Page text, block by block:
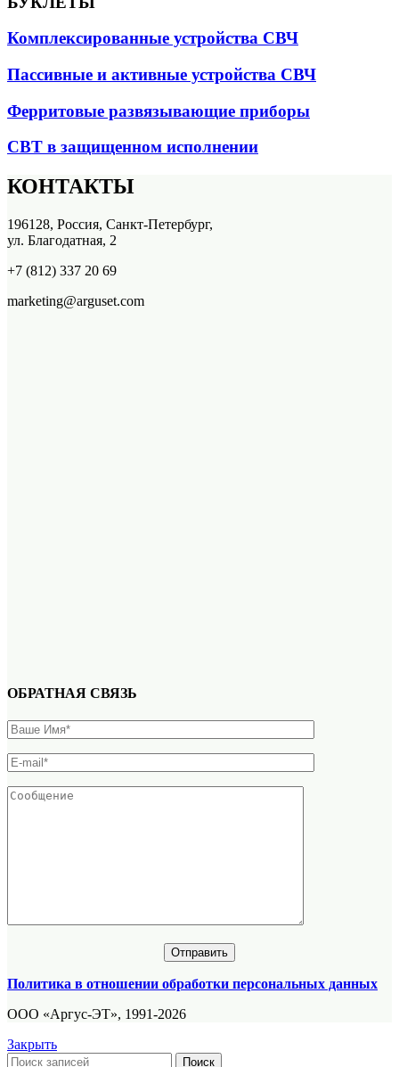
Комплексированные устройства СВЧ
Пассивные и активные устройства СВЧ
Ферритовые развязывающие приборы
СВТ в защищенном исполнении
КОНТАКТЫ
196128, Россия, Санкт-Петербург,
ул. Благодатная, 2
+7 (812) 337 20 69
marketing@arguset.com
ОБРАТНАЯ СВЯЗЬ
Политика в отношении обработки персональных данных
ООО «Аргус-ЭТ», 1991-2026
Закрыть
Поиск